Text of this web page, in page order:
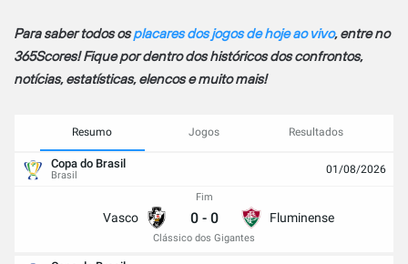
Para saber todos osplacares dos jogos de hoje ao vivo, entre no
365Scores! Fique por dentro dos históricos dos confrontos,
notícias, estatísticas, elencos e muito mais!
Resumo Jogos Resultados
Copa do Brasil
Brasil 01/08/2026
Vasco
Fim
0 - 0
Clássico dos Gigantes
Fluminense